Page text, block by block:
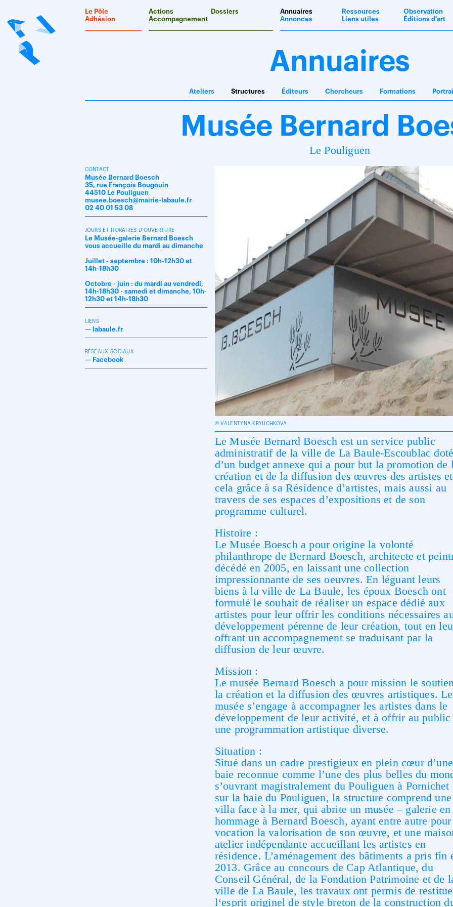
Le Pôle
Adhésion
Actions
Accompagnement
Dossiers
Annuaires
Annonces
Ressources
Liens utiles
Observation
Éditions d'art
Annuaires
Ateliers Structures Éditeurs Chercheurs Formations
Musée Bernard
Le Pouliguen
© VALENTYNA KRYUCHKOVA
Le Musée Bernard Boesch est un service public
administratif de la ville de La Baule-Escoublac
d’un budget annexe qui a pour but la promotion de
création et de la diffusion des œuvres des artistes et
cela grâce à sa Résidence d’artistes, mais aussi au
travers de ses espaces d’expositions et de son
programme culturel.
Histoire :
Le Musée Boesch a pour origine la volonté
philanthrope de Bernard Boesch, architecte et
décédé en 2005, en laissant une collection
impressionnante de ses oeuvres. En léguant leurs
biens à la ville de La Baule, les époux Boesch ont
formulé le souhait de réaliser un espace dédié aux
artistes pour leur offrir les conditions nécessaires
développement pérenne de leur création, tout en
offrant un accompagnement se traduisant par la
diffusion de leur œuvre.
Mission :
Le musée Bernard Boesch a pour mission le
la création et la diffusion des œuvres artistiques. Le
musée s’engage à accompagner les artistes dans le
développement de leur activité, et à offrir au public
une programmation artistique diverse.
Situation :
Situé dans un cadre prestigieux en plein cœur d’une
baie reconnue comme l’une des plus belles du
s’ouvrant magistralement du Pouliguen à Pornichet
sur la baie du Pouliguen, la structure comprend une
villa face à la mer, qui abrite un musée – galerie en
hommage à Bernard Boesch, ayant entre autre pour
vocation la valorisation de son œuvre, et une
atelier indépendante accueillant les artistes en
résidence. L’aménagement des bâtiments a pris fin
2013. Grâce au concours de Cap Atlantique, du
Conseil Général, de la Fondation Patrimoine et de
ville de La Baule, les travaux ont permis de
l‘esprit originel de style breton de la construction
CONTACT
Musée Bernard Boesch
35, rue François Bougouin
44510 Le Pouliguen
musee.boesch@mairie-labaule.fr
02 40 01 53 08
JOURS ET HORAIRES D'OUVERTURE
Le Musée-galerie Bernard Boesch
vous accueille du mardi au dimanche
Juillet - septembre : 10h-12h30 et
14h-18h30
Octobre - juin : du mardi au vendredi,
14h-18h30 - samedi et dimanche, 10h-
12h30 et 14h-18h30
LIENS
— labaule.fr
RÉSEAUX SOCIAUX
— Facebook